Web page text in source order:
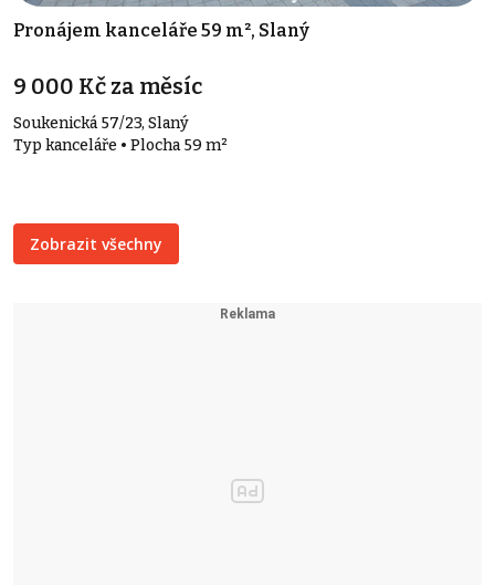
Pronájem kanceláře 59 m², Slaný
9 000 Kč za měsíc
Soukenická 57/23, Slaný
Typ kanceláře • Plocha 59 m²
Zobrazit všechny